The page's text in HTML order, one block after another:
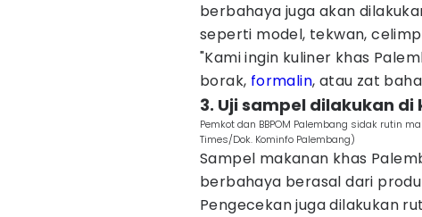
berbahaya juga akan
seperti model, tekwan,
"Kami ingin kuliner khas
borak, formalin, atau zat
3. Uji sampel dilakukan di
Pemkot dan BBPOM Palembang sidak rutin
Times/Dok. Kominfo Palembang)
Sampel makanan khas
berbahaya berasal dari
Pengecekan juga dilakukan